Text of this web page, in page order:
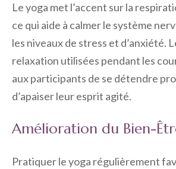
Le yoga met l’accent sur la
ce qui aide à calmer le système
les niveaux de stress et d’anxiété.
relaxation utilisées pendant les
aux participants de se détendre
d’apaiser leur esprit agité.
Amélioration du Bien-
Pratiquer le yoga régulièrement